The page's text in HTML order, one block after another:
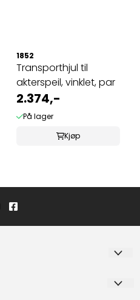
1852
Transporthjul til
akterspeil, vinklet, par
2.374,-
På lager
Kjøp